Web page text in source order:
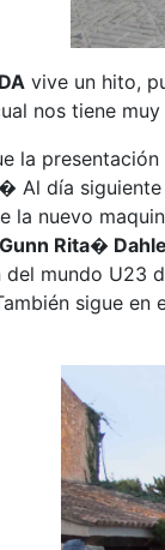
vive un hito,
nos tiene
la
Al día
la nuevo
Gunn Rita� Dahle
del mundo U23
sigue